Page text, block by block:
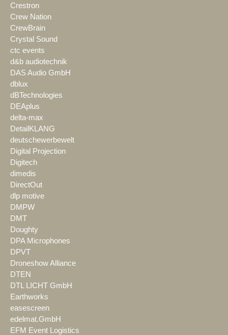
Crestron
Crew Nation
CrewBrain
Crystal Sound
ctc events
d&b audiotechnik
DAS Audio GmbH
dblux
dBTechnologies
DEAplus
delta-max
DetailKLANG
deutschewerbewelt
Digital Projection
Digitech
dimedis
DirectOut
dlp motive
DMPW
DMT
Doughty
DPA Microphones
DPVT
Droneshow Alliance
DTEN
DTL LICHT GmbH
Earthworks
easescreen
edelmat.GmbH
EFM Event Logistics